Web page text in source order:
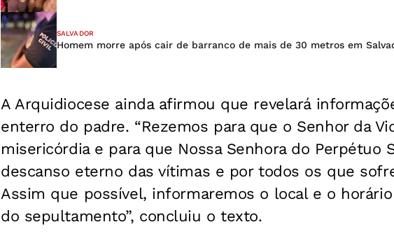
SALVADOR
Homem morre após cair de barranco de mais de 30 metros em
A Arquidiocese ainda afirmou que revelará
enterro do padre. “Rezemos para que o Senhor da
misericórdia e para que Nossa Senhora do Perpétuo
descanso eterno das vítimas e por todos os que
Assim que possível, informaremos o local e o
do sepultamento”, concluiu o texto.